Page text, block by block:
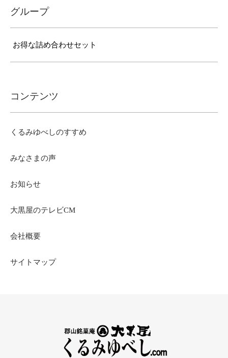
グループ
お得な詰め合わせセット
コンテンツ
くるみゆべしのすすめ
みなさまの声
お知らせ
大黒屋のテレビCM
会社概要
サイトマップ